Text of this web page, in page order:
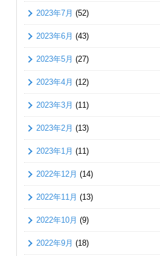
2023年7月 (52)
2023年6月 (43)
2023年5月 (27)
2023年4月 (12)
2023年3月 (11)
2023年2月 (13)
2023年1月 (11)
2022年12月 (14)
2022年11月 (13)
2022年10月 (9)
2022年9月 (18)